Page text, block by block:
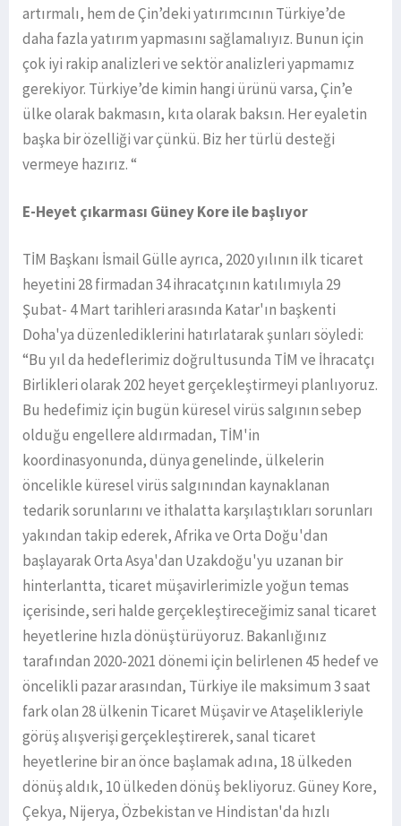
artırmalı, hem de Çin’deki yatırımcının Türkiye’de
daha fazla yatırım yapmasını sağlamalıyız. Bunun için
çok iyi rakip analizleri ve sektör analizleri yapmamız
gerekiyor. Türkiye’de kimin hangi ürünü varsa, Çin’e
ülke olarak bakmasın, kıta olarak baksın. Her eyaletin
başka bir özelliği var çünkü. Biz her türlü desteği
vermeye hazırız. “
E-Heyet çıkarması Güney Kore ile başlıyor
TİM Başkanı İsmail Gülle ayrıca, 2020 yılının ilk ticaret
heyetini 28 firmadan 34 ihracatçının katılımıyla 29
Şubat- 4 Mart tarihleri arasında Katar'ın başkenti
Doha'ya düzenlediklerini hatırlatarak şunları söyledi:
“Bu yıl da hedeflerimiz doğrultusunda TİM ve İhracatçı
Birlikleri olarak 202 heyet gerçekleştirmeyi planlıyoruz.
Bu hedefimiz için bugün küresel virüs salgının sebep
olduğu engellere aldırmadan, TİM'in
koordinasyonunda, dünya genelinde, ülkelerin
öncelikle küresel virüs salgınından kaynaklanan
tedarik sorunlarını ve ithalatta karşılaştıkları sorunları
yakından takip ederek, Afrika ve Orta Doğu'dan
başlayarak Orta Asya'dan Uzakdoğu'yu uzanan bir
hinterlantta, ticaret müşavirlerimizle yoğun temas
içerisinde, seri halde gerçekleştireceğimiz sanal ticaret
heyetlerine hızla dönüştürüyoruz. Bakanlığınız
tarafından 2020-2021 dönemi için belirlenen 45 hedef ve
öncelikli pazar arasından, Türkiye ile maksimum 3 saat
fark olan 28 ülkenin Ticaret Müşavir ve Ataşelikleriyle
görüş alışverişi gerçekleştirerek, sanal ticaret
heyetlerine bir an önce başlamak adına, 18 ülkeden
dönüş aldık, 10 ülkeden dönüş bekliyoruz. Güney Kore,
Çekya, Nijerya, Özbekistan ve Hindistan'da hızlı